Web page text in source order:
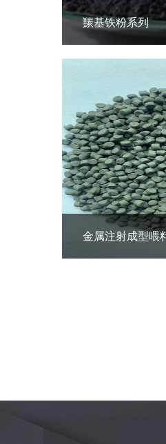
羰基铁粉系列
金属注射成型喂